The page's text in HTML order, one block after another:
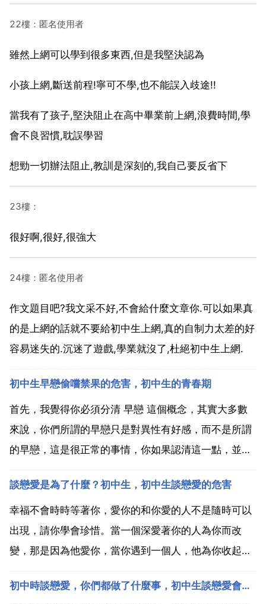
22樓：匿名使用者
雖然上網可以學到很多東西,但是我堅決認為
小孩上網,斷送前程!寧可不學,也不能誤入歧途!!
當我有了孩子,堅決阻止在高中畢業前上網,浪費時間,學
會不良習慣,耽誤學習
想勁一切辦法阻止,教訓是深刻的,我自己要反省下
23樓：
很好啊,很好,很強大
24樓：匿名使用者
作文題目吧?我文采不好,不會給什麼文章你.可以如果真
的是上網的話就不要給初中生上網,真的自制力太差的好
容易迷失的.沉迷了遊戲,學業就沒了,杜絕初中生上網.
初中生早戀偷嚐禁果的危害，初中生的青春期
首先，我覺得你必須分清 早戀 這個概念，其實大多數
來說，你們所謂的早戀只是對異性有好感，而不是所謂
的早戀，這是很正常的事情，你如果認清這一點，並能
擺脫視之為早戀的觀念，建議你與同齡的夥伴 知己好友
交流一下，將自己的想法告訴他或她，針對你心怡的物
件思考...
談戀愛是為了什麼？初中生，初中生談戀愛的危害
幸福不會時時等著你，愛你的和你愛的人不是隨時可以
出現，請你學會珍惜。當一個深愛著你的人為你而改
變，那是因為他愛你，當你遇到一個人，他為你收起他
興趣時 還是因為他愛你。喜歡一個人是沒有理由的，無
初中時談戀愛，你們都做了什麼事，初中生談戀愛會做什麼